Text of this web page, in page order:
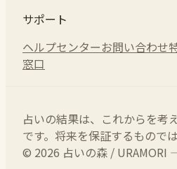
サポート
ヘルプセンターお問い合わせ
窓口
占いの結果は、これからを考
です。将来を保証するもので
© 2026 占いの森 / URAMORI